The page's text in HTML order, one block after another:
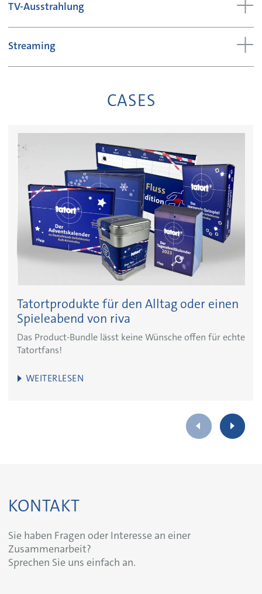
TV-Ausstrahlung
Streaming
CASES
Tatortprodukte für den Alltag oder einen
Spieleabend von riva
Das Product-Bundle lässt keine Wünsche offen für echte
Tatortfans!
WEITERLESEN
KONTAKT
Sie haben Fragen oder Interesse an einer
Zusammenarbeit?
Sprechen Sie uns einfach an.